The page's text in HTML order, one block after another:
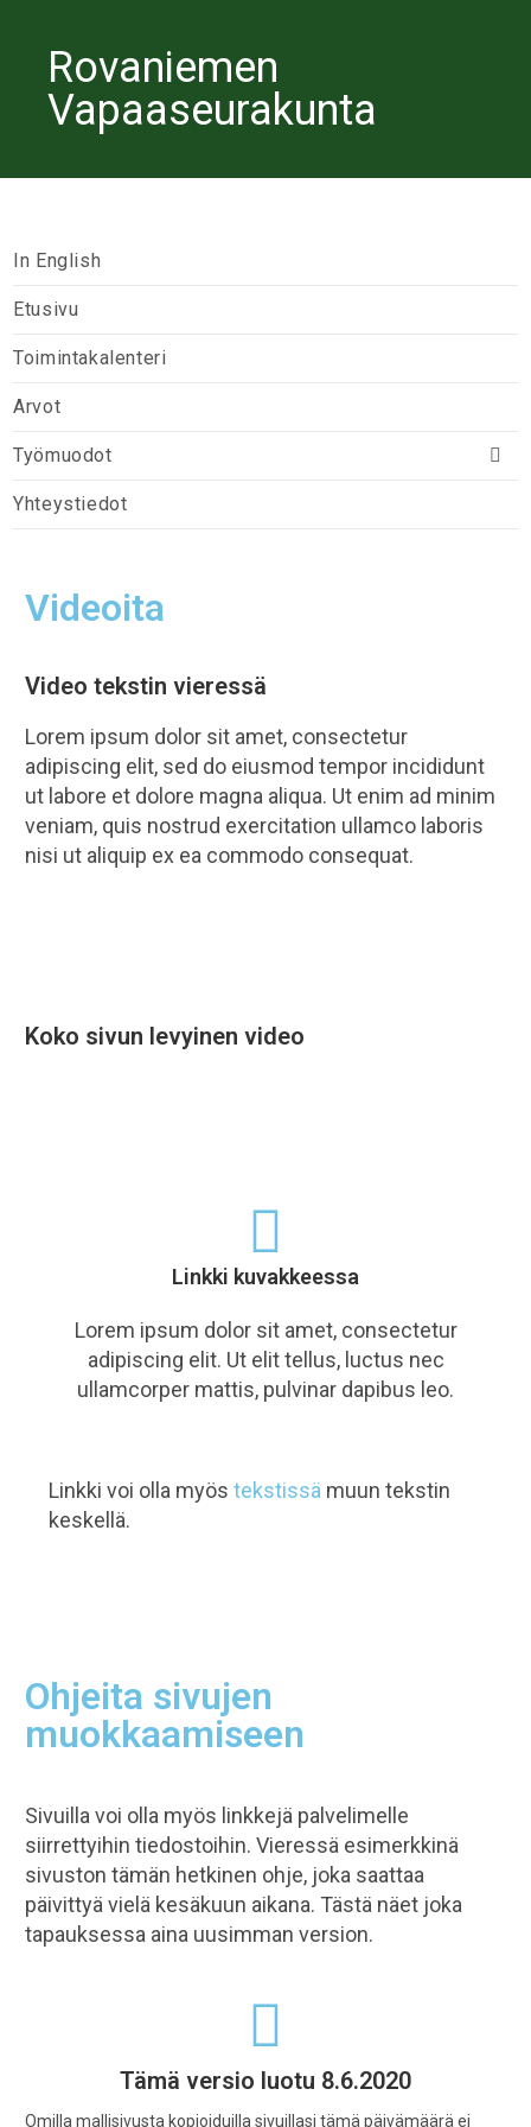
Rovaniemen
Vapaaseurakunta
In English
Etusivu
Toimintakalenteri
Arvot
Työmuodot
Yhteystiedot
Videoita
Video tekstin vieressä
Lorem ipsum dolor sit amet, consectetur
adipiscing elit, sed do eiusmod tempor incididunt
ut labore et dolore magna aliqua. Ut enim ad minim
veniam, quis nostrud exercitation ullamco laboris
nisi ut aliquip ex ea commodo consequat.
Koko sivun levyinen video
Linkki kuvakkeessa
Lorem ipsum dolor sit amet, consectetur
adipiscing elit. Ut elit tellus, luctus nec
ullamcorper mattis, pulvinar dapibus leo.
Linkki voi olla myöstekstissä muun tekstin
keskellä.
Ohjeita sivujen
muokkaamiseen
Sivuilla voi olla myös linkkejä palvelimelle
siirrettyihin tiedostoihin. Vieressä esimerkkinä
sivuston tämän hetkinen ohje, joka saattaa
päivittyä vielä kesäkuun aikana. Tästä näet joka
tapauksessa aina uusimman version.
Tämä versio luotu 8.6.2020
Omilla mallisivusta kopioiduilla sivuillasi tämä päivämäärä ei